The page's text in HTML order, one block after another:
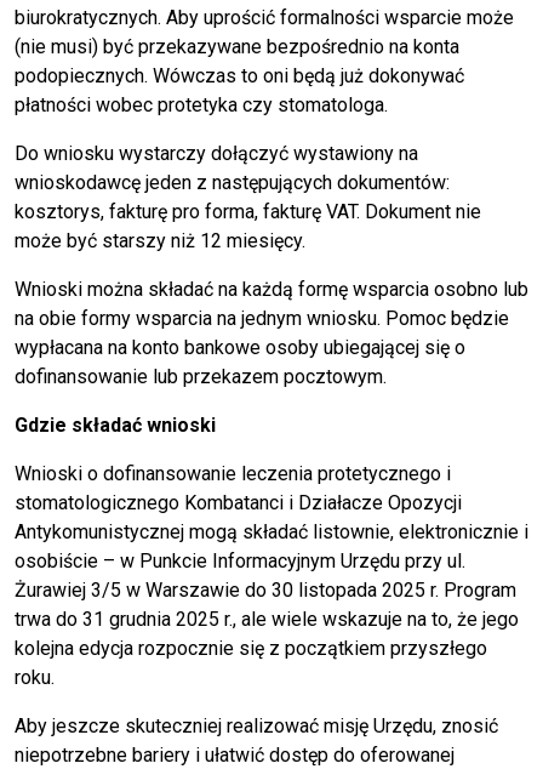
biurokratycznych. Aby uprościć formalności wsparcie może
(nie musi) być przekazywane bezpośrednio na konta
podopiecznych. Wówczas to oni będą już dokonywać
płatności wobec protetyka czy stomatologa.
Do wniosku wystarczy dołączyć wystawiony na
wnioskodawcę jeden z następujących dokumentów:
kosztorys, fakturę pro forma, fakturę VAT. Dokument nie
może być starszy niż 12 miesięcy.
Wnioski można składać na każdą formę wsparcia osobno lub
na obie formy wsparcia na jednym wniosku. Pomoc będzie
wypłacana na konto bankowe osoby ubiegającej się o
dofinansowanie lub przekazem pocztowym.
Gdzie składać wnioski
Wnioski o dofinansowanie leczenia protetycznego i
stomatologicznego Kombatanci i Działacze Opozycji
Antykomunistycznej mogą składać listownie, elektronicznie i
osobiście – w Punkcie Informacyjnym Urzędu przy ul.
Żurawiej 3/5 w Warszawie do 30 listopada 2025 r. Program
trwa do 31 grudnia 2025 r., ale wiele wskazuje na to, że jego
kolejna edycja rozpocznie się z początkiem przyszłego
roku.
Aby jeszcze skuteczniej realizować misję Urzędu, znosić
niepotrzebne bariery i ułatwić dostęp do oferowanej